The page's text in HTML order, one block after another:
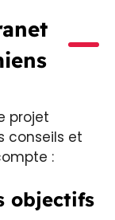
projet
conseils et
:
objectifs